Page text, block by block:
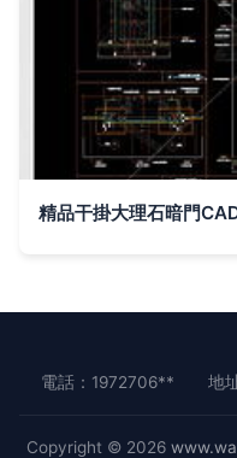
精品干掛大理石暗門
電話：1972706** 地
Copyright © 2026